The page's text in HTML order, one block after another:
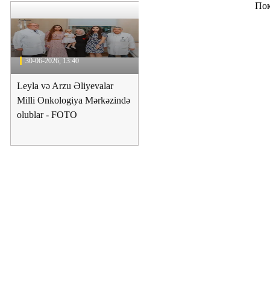
30-06-2026, 13:40
Leyla və Arzu Əliyevalar
Milli Onkologiya Mərkəzində
olublar - FOTO